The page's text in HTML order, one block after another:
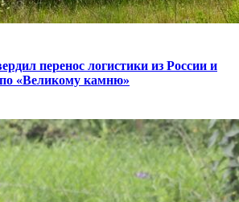
перенос логистики из России и
по «Великому камню»